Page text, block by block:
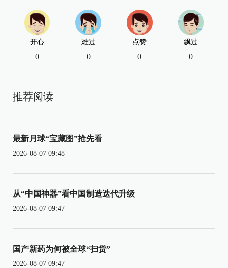
开心
0
难过
0
点赞
0
飘过
0
推荐阅读
最新月球“宝藏图”抢先看
2026-08-07 09:48
从“中国神器”看中国制造迭代升级
2026-08-07 09:47
国产新药为何被全球“扫货”
2026-08-07 09:47